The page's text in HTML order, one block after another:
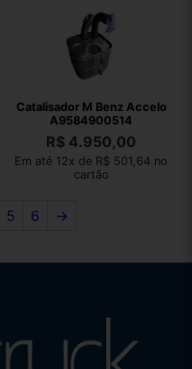
Catalisador M Benz Accelo
A9584900514
R$ 4.950,00
Em até 12x de R$ 501,64 no
cartão
5 6 →